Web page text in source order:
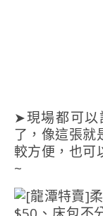
➤現場都可以
了，像這張就
較方便，也可
~